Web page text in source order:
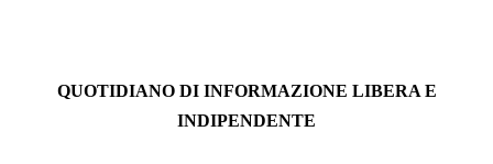
QUOTIDIANO DI INFORMAZIONE LIBERA E
INDIPENDENTE